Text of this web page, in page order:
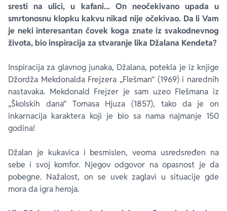
sresti na ulici, u kafani... On neočekivano upada u
smrtonosnu klopku kakvu nikad nije očekivao. Da li Vam
je neki interesantan čovek koga znate iz svakodnevnog
života, bio inspiracija za stvaranje lika Džalana Kendeta?
Inspiracija za glavnog junaka, Džalana, potekla je iz knjige
Džordža Mekdonalda Frejzera „Flešman“ (1969) i narednih
nastavaka. Mekdonald Frejzer je sam uzeo Flešmana iz
„Školskih dana“ Tomasa Hjuza (1857), tako da je on
inkarnacija karaktera koji je bio sa nama najmanje 150
godina!
Džalan je kukavica i besmislen, veoma usredsređen na
sebe i svoj komfor. Njegov odgovor na opasnost je da
pobegne. Nažalost, on se uvek zaglavi u situacije gde
mora da igra heroja.